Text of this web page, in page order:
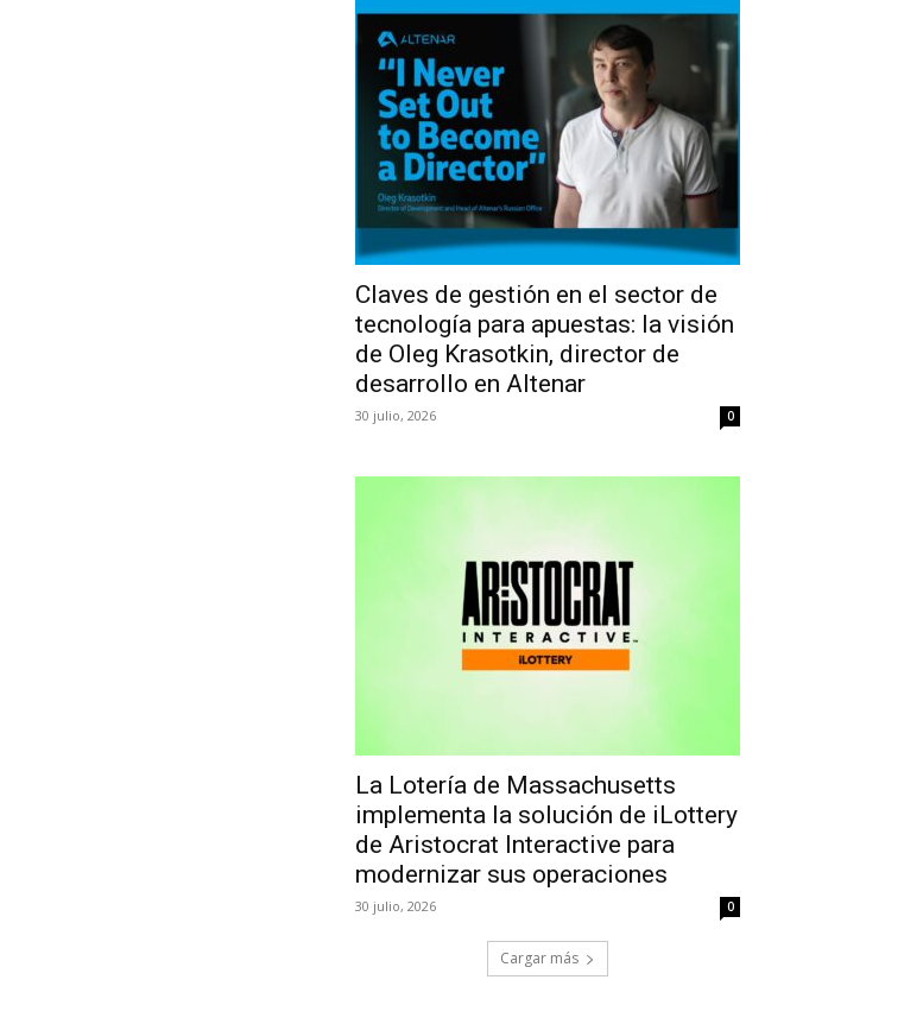
Claves de gestión en el sector de
tecnología para apuestas: la visión
de Oleg Krasotkin, director de
desarrollo en Altenar
30 julio, 2026 0
La Lotería de Massachusetts
implementa la solución de iLottery
de Aristocrat Interactive para
modernizar sus operaciones
30 julio, 2026 0
Cargar más